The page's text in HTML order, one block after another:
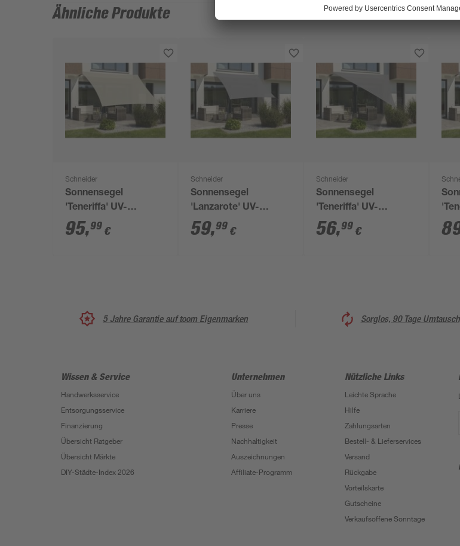
Ähnliche Produkte
Schneider
Sonnensegel
'Teneriffa' UV-
beständig 500 x 500
cm
95,99 €
Schneider
Sonnensegel
'Lanzarote' UV-
beständig/wasserabweisend
360 x 360 cm
59,99 €
Schneider
Sonnensegel
'Teneriffa' UV-
beständig 500 x 500 x
500 cm
56,99 €
500
5 Jahre Garantie auf toom Eigenmarken Sorglos, 90 Tage
Wissen & Service
Handwerksservice
Entsorgungsservice
Finanzierung
Übersicht Ratgeber
Übersicht Märkte
DIY-Städte-Index 2026
Unternehmen
Über uns
Karriere
Presse
Nachhaltigkeit
Auszeichnungen
Affiliate-Programm
Nützliche Links
Leichte Sprache
Hilfe
Zahlungsarten
Bestell- & Lieferservices
Versand
Rückgabe
Vorteilskarte
Gutscheine
Verkaufsoffene Sonntage